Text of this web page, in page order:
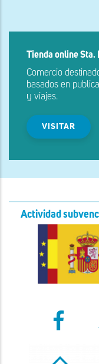
Tienda online Sta.
Comercio
basados en
y viajes.
VISITAR
Actividad